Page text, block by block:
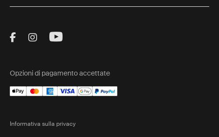
Visit Thule on Facebook (external link)
Visit Thule on Instagram (external link)
Visit Thule on Youtube (external
Opzioni di pagamento accettate
Informativa sulla privacy